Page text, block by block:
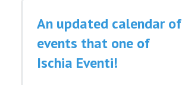
CONTATTI
An updated calendar of
events that one of
Ischia Eventi!